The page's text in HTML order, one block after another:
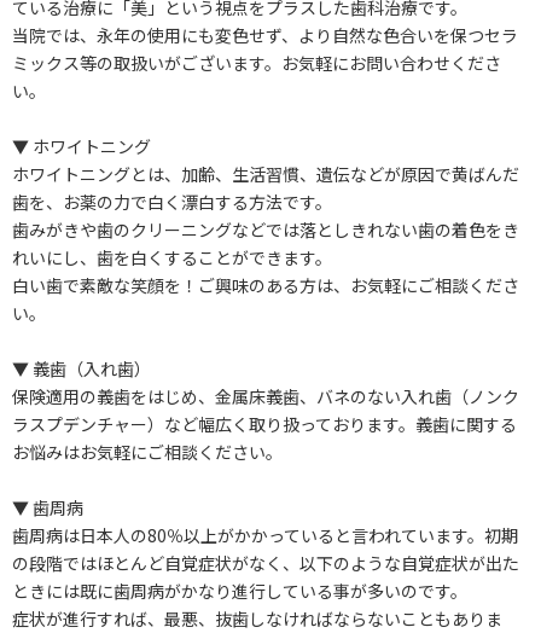
ている治療に「美」という視点をプラスした歯科治療です。
当院では、永年の使用にも変色せず、より自然な色合いを保つセラ
ミックス等の取扱いがございます。お気軽にお問い合わせくださ
い。
▼ ホワイトニング
ホワイトニングとは、加齢、生活習慣、遺伝などが原因で黄ばんだ
歯を、お薬の力で白く漂白する方法です。
歯みがきや歯のクリーニングなどでは落としきれない歯の着色をき
れいにし、歯を白くすることができます。
白い歯で素敵な笑顔を！ご興味のある方は、お気軽にご相談くださ
い。
▼ 義歯（入れ歯）
保険適用の義歯をはじめ、金属床義歯、バネのない入れ歯（ノンク
ラスプデンチャー）など幅広く取り扱っております。義歯に関する
お悩みはお気軽にご相談ください。
▼ 歯周病
歯周病は日本人の80％以上がかかっていると言われています。初期
の段階ではほとんど自覚症状がなく、以下のような自覚症状が出た
ときには既に歯周病がかなり進行している事が多いのです。
症状が進行すれば、最悪、抜歯しなければならないこともありま